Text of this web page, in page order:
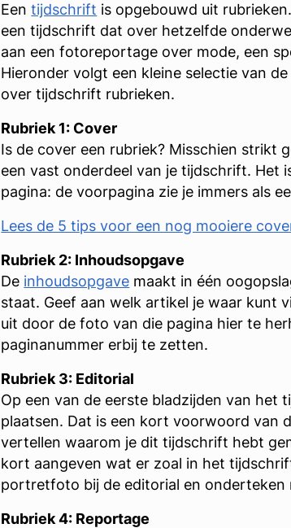
Eentijdschrift is opgebouwd uit
een tijdschrift dat over hetzelfde
aan een fotoreportage over mode, een
Hieronder volgt een kleine selectie van
over tijdschrift rubrieken.
Rubriek 1: Cover
Is de cover een rubriek? Misschien strikt
een vast onderdeel van je tijdschrift. Het
pagina: de voorpagina zie je immers als
Lees de 5 tips voor een nog mooiere
Rubriek 2: Inhoudsopgave
De inhoudsopgave maakt in één
staat. Geef aan welk artikel je waar kunt
uit door de foto van die pagina hier te
paginanummer erbij te zetten.
Rubriek 3: Editorial
Op een van de eerste bladzijden van het
plaatsen. Dat is een kort voorwoord van
vertellen waarom je dit tijdschrift hebt
kort aangeven wat er zoal in het
portretfoto bij de editorial en onderteken
Rubriek 4: Reportage